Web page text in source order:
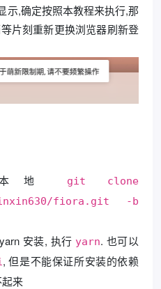
示,确定按照本教程来执行,那
片刻重新更换浏览器刷新登
本地
git clone
fiora.git -b
安装, 执行 yarn. 也可以
, 但是不能保证所安装的依赖
来